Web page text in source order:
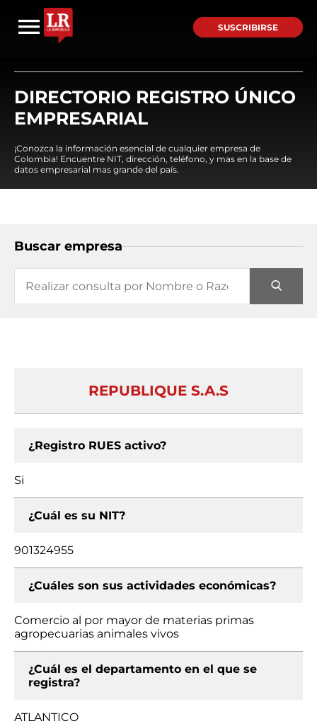
SUSCRIBIRSE
DIRECTORIO REGISTRO ÚNICO
EMPRESARIAL
¡Conozca la información esencial de cualquier empresa de
Colombia! Encuentre NIT, dirección, teléfono, y mas en la base de
datos empresarial mas grande del país.
Buscar empresa
REPUBLIQUE S.A.S
¿Registro RUES activo?
Si
¿Cuál es su NIT?
901324955
¿Cuáles son sus actividades económicas?
Comercio al por mayor de materias primas
agropecuarias animales vivos
¿Cuál es el departamento en el que se
registra?
ATLANTICO